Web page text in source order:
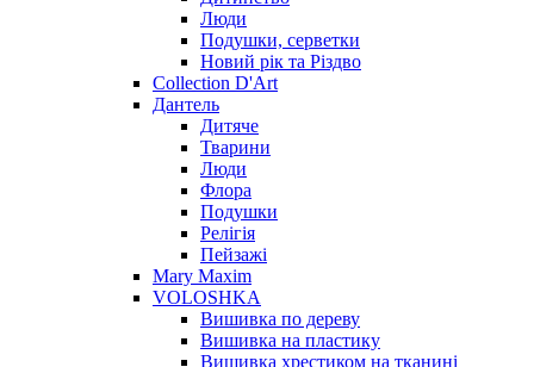
Люди
Подушки, серветки
Новий рік та Різдво
Collection D'Art
Дантель
Дитяче
Тварини
Люди
Флора
Подушки
Релігія
Пейзажі
Mary Maxim
VOLOSHKA
Вишивка по дереву
Вишивка на пластику
Вишивка хрестиком на тканині